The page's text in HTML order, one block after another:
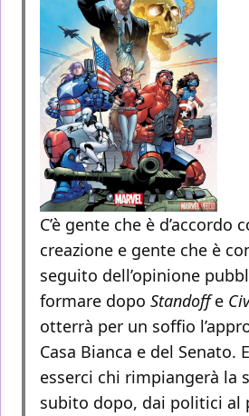
C’è gente che è d’accordo
creazione e gente che è
seguito dell’opinione
formare dopo Standoffe
otterrà per un soffio
Casa Bianca e del Senato.
esserci chi rimpiangerà la
subito dopo, dai politici al